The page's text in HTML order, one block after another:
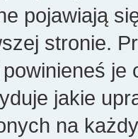
pojawiają
stronie.
je
jakie
na